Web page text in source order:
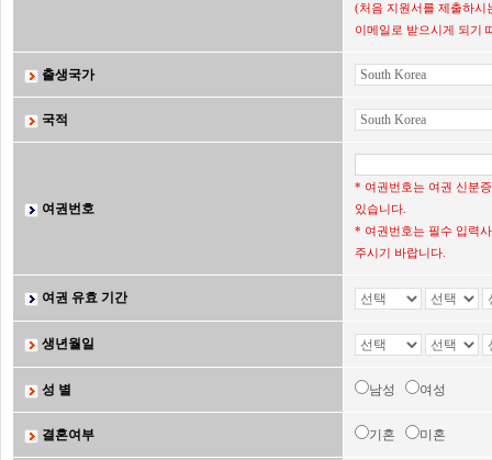
(처음 지원서를 제출하시
이메일로 받으시게 되기
출생국가
국적
여권번호
* 여권번호는 여권 신분
있습니다.
* 여권번호는 필수 입력
주시기 바랍니다.
여권 유효 기간
생년월일
성 별 남성 여성
결혼여부 기혼 미혼